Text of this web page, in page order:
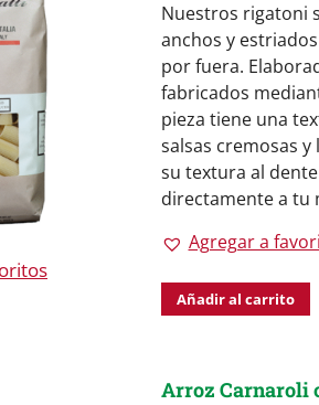
Nuestros rigatoni
anchos y
por fuera.
fabricados
pieza tiene una
salsas cremosas
su textura al
directamente a tu
Agregar a
Añadir al carrito
Arroz Carnaroli